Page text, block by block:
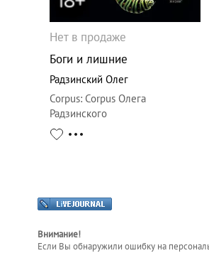
Нет в продаже
Боги и лишние
Радзинский Олег
Corpus: Corpus Олега
Радзинского
Внимание!
Если Вы обнаружили ошибку на